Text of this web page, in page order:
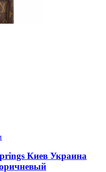
Киев Украина